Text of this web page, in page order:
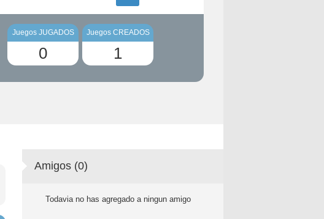
Juegos JUGADOS
0
Juegos CREADOS
1
Amigos (0)
Todavia no has agregado a ningun amigo